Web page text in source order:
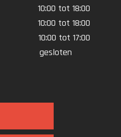
10:00 tot 18:00
10:00 tot 18:00
10:00 tot 17:00
gesloten